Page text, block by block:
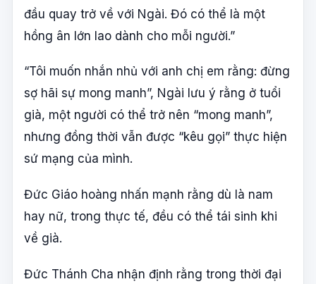
đầu quay trở về với Ngài. Đó có thể là một
hồng ân lớn lao dành cho mỗi người.”
“Tôi muốn nhắn nhủ với anh chị em rằng: đừng
sợ hãi sự mong manh”, Ngài lưu ý rằng ở tuổi
già, một người có thể trở nên “mong manh”,
nhưng đồng thời vẫn được “kêu gọi” thực hiện
sứ mạng của mình.
Đức Giáo hoàng nhấn mạnh rằng dù là nam
hay nữ, trong thực tế, đều có thể tái sinh khi
về già.
Đức Thánh Cha nhận định rằng trong thời đại